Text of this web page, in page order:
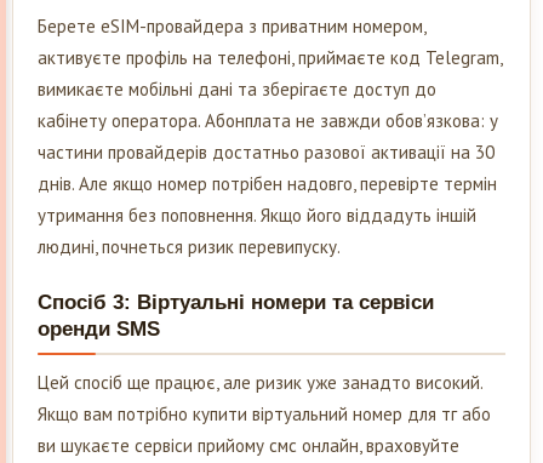
Берете eSIM-провайдера з приватним номером,
активуєте профіль на телефоні, приймаєте код Telegram,
вимикаєте мобільні дані та зберігаєте доступ до
кабінету оператора. Абонплата не завжди обов’язкова: у
частини провайдерів достатньо разової активації на 30
днів. Але якщо номер потрібен надовго, перевірте термін
утримання без поповнення. Якщо його віддадуть іншій
людині, почнеться ризик перевипуску.
Спосіб 3: Віртуальні номери та сервіси
оренди SMS
Цей спосіб ще працює, але ризик уже занадто високий.
Якщо вам потрібно купити віртуальний номер для тг або
ви шукаєте сервіси прийому смс онлайн, враховуйте